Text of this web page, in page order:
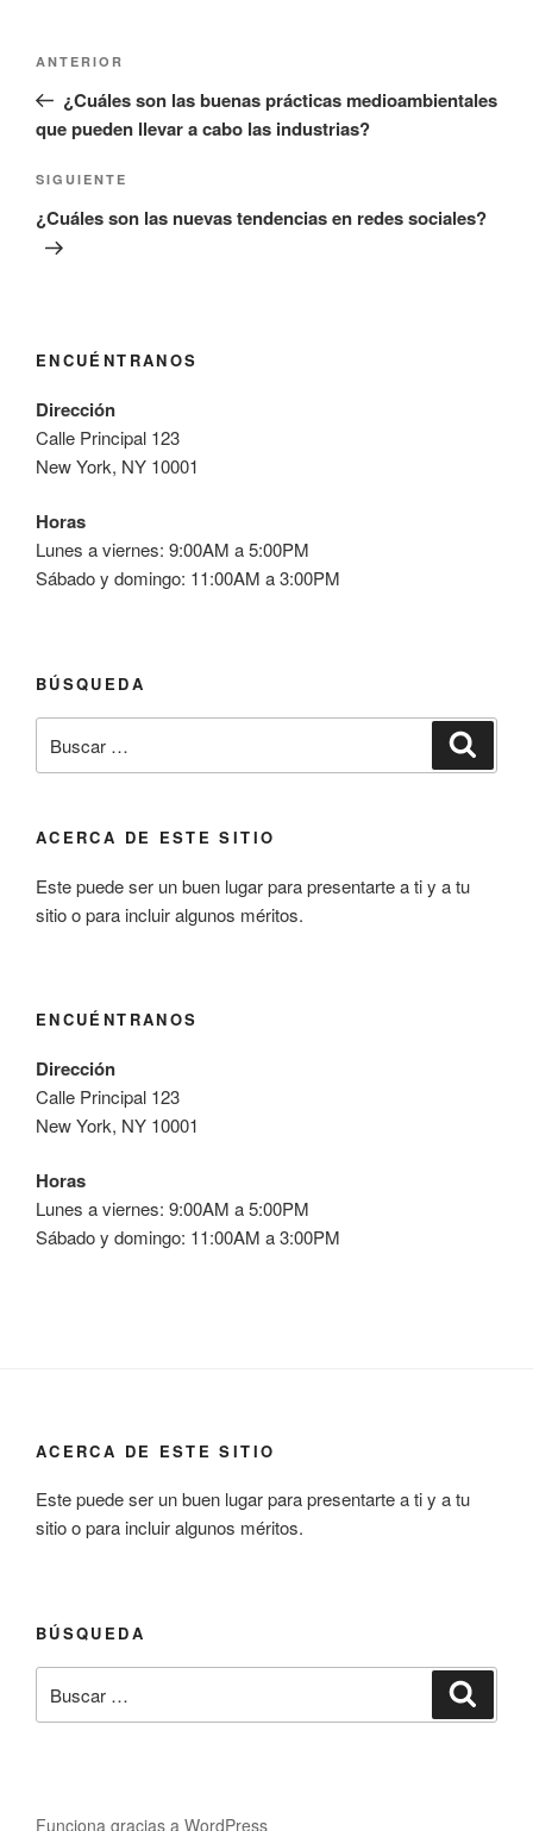
entradas
Entrada
anterior:
ANTERIOR
¿Cuáles son las buenas prácticas medioambientales
que pueden llevar a cabo las industrias?
Siguiente
entrada
SIGUIENTE
¿Cuáles son las nuevas tendencias en redes sociales?
ENCUÉNTRANOS
Dirección
Calle Principal 123
New York, NY 10001
Horas
Lunes a viernes: 9:00AM a 5:00PM
Sábado y domingo: 11:00AM a 3:00PM
BÚSQUEDA
por:
ACERCA DE ESTE SITIO
Este puede ser un buen lugar para presentarte a ti y a tu
sitio o para incluir algunos méritos.
ENCUÉNTRANOS
Dirección
Calle Principal 123
New York, NY 10001
Horas
Lunes a viernes: 9:00AM a 5:00PM
Sábado y domingo: 11:00AM a 3:00PM
ACERCA DE ESTE SITIO
Este puede ser un buen lugar para presentarte a ti y a tu
sitio o para incluir algunos méritos.
BÚSQUEDA
por:
Funciona gracias a WordPress